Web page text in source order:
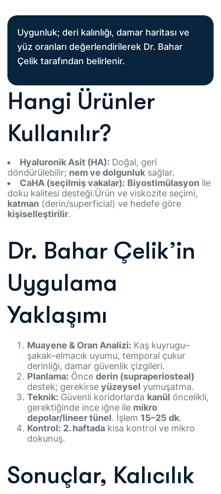
Uygunluk; deri kalınlığı, damar haritası ve
yüz oranları değerlendirilerek Dr. Bahar
Çelik tarafından belirlenir.
Hangi Ürünler
Kullanılır?
Hyaluronik Asit (HA): Doğal, geri
döndürülebilir; nem ve dolgunluk sağlar.
CaHA (seçilmiş vakalar): Biyostimülasyon ile
doku kalitesi desteği.Ürün ve viskozite seçimi,
katman (derin/superficial) ve hedefe göre
kişiselleştirilir.
Dr. Bahar Çelik’in
Uygulama
Yaklaşımı
Muayene & Oran Analizi: Kaş kuyrugu–
şakak–elmacık uyumu, temporal çukur
derinliği, damar güvenlik çizgileri.
Planlama: Önce derin (supraperiosteal)
destek; gerekirse yüzeysel yumuşatma.
Teknik: Güvenli koridorlarda kanül öncelikli,
gerektiğinde ince iğne ile mikro
depolar/lineer tünel. İşlem 15–25 dk.
Kontrol: 2. haftada kısa kontrol ve mikro
dokunuş.
Sonuçlar, Kalıcılık